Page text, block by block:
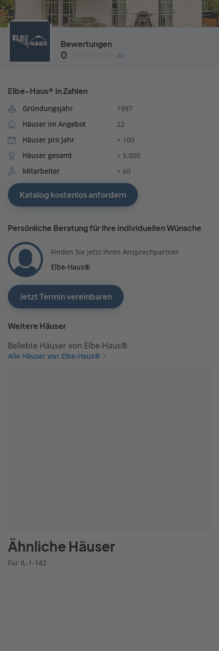
Bewertungen
0 (0)
Elbe-Haus® in Zahlen
Gründungsjahr
1997
Häuser im Angebot
22
Häuser pro Jahr
> 100
Häuser gesamt
> 5.000
Mitarbeiter
> 60
Katalog kostenlos anfordern
Persönliche Beratung für Ihre individuellen Wünsche
Finden Sie jetzt Ihren Ansprechpartner
Elbe-Haus®
Jetzt Termin vereinbaren
Weitere Häuser
Beliebte Häuser von Elbe-Haus®
Alle Häuser von Elbe-Haus®
Ähnliche Häuser
Für IL-1-142